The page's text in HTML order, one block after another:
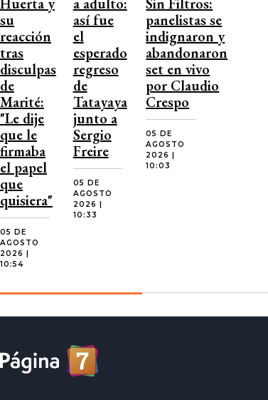
su
reacción
tras
disculpas
de
Marité:
"Le dije
que le
firmaba
el papel
que
quisiera"
05 DE
AGOSTO
2026 |
10:54
así fue
el
esperado
regreso
de
Tatayaya
junto a
Sergio
Freire
05 DE
AGOSTO
2026 |
10:33
panelistas se
indignaron y
abandonaron
set en vivo
por Claudio
Crespo
05 DE
AGOSTO
2026 |
10:03